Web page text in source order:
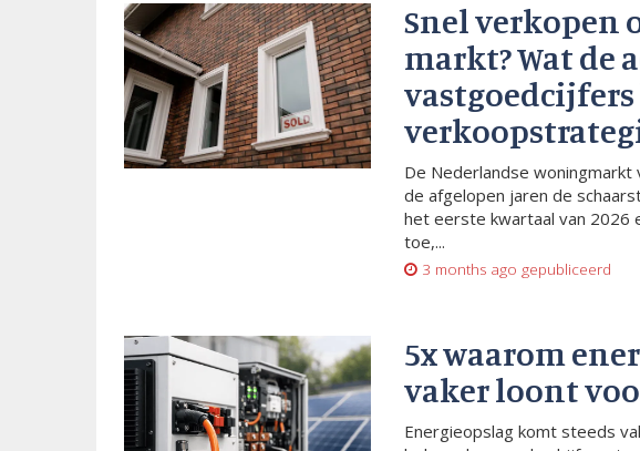
Snel verkopen
markt? Wat de
De Nederlandse
de afgelopen jaren de
het eerste kwartaal van 2026
toe,...
3 months ago gepubliceerd
5x waarom
vaker loont
Energieopslag komt steeds